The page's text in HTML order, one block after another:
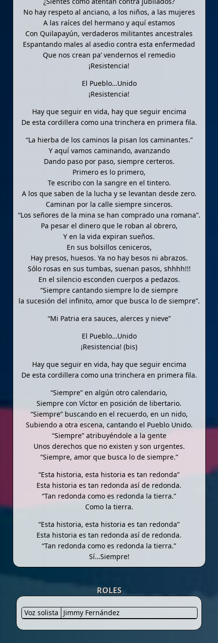
No hay respeto al anciano, a los niños, a las mujeres
A las raíces del hermano y aquí estamos
Con Quilapayún, verdaderos militantes ancestrales
Espantando males al asedio contra esta enfermedad
Que nos crean pa’ vendernos el remedio
¡Resistencia!
El Pueblo…Unido
¡Resistencia!
Hay que seguir en vida, hay que seguir encima
De esta cordillera como una trinchera en primera fila.
“La hierba de los caminos la pisan los caminantes.”
Y aquí vamos caminando, avanzando
Dando paso por paso, siempre certeros.
Primero es lo primero,
Te escribo con la sangre en el tintero.
A los que saben de la lucha y se levantan desde zero.
Caminan por la calle siempre sinceros.
“Los señores de la mina se han comprado una romana”.
Pa pesar el dinero que le roban al obrero,
Y en la vida expiran sueños.
En sus bolsillos ceniceros,
Hay presos, huesos. Ya no hay besos ni abrazos.
Sólo rosas en sus tumbas, suenan pasos, shhhh!!!
En el silencio esconden cuerpos a pedazos.
“Siempre cantando siempre lo de siempre
la sucesión del infinito, amor que busca lo de siempre”.
“Mi Patria era sauces, alerces y nieve”
El Pueblo…Unido
¡Resistencia! (bis)
Hay que seguir en vida, hay que seguir encima
De esta cordillera como una trinchera en primera fila.
“Siempre” en algún otro calendario,
Siempre con Víctor en posición de libertario.
“Siempre” buscando en el recuerdo, en un nido,
Subiendo a otra escena, cantando el Pueblo Unido.
“Siempre” atribuyéndole a la gente
Unos derechos que no existen y son urgentes.
“Siempre, amor que busca lo de siempre.”
“Esta historia, esta historia es tan redonda”
Esta historia es tan redonda así de redonda.
“Tan redonda como es redonda la tierra.”
Como la tierra.
“Esta historia, esta historia es tan redonda”
Esta historia es tan redonda así de redonda.
“Tan redonda como es redonda la tierra.”
Sí…Siempre!
ROLES
Voz solista Jimmy Fernández